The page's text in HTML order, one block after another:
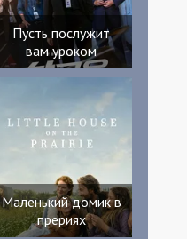
Пусть послужит
вам уроком
Маленький домик в
прериях